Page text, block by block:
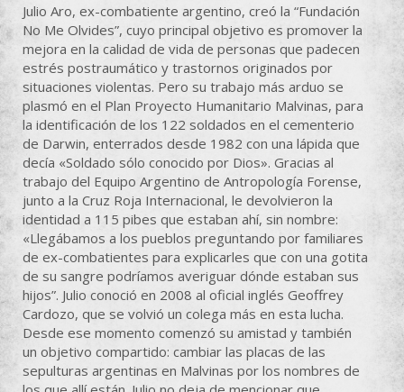
Julio Aro, ex-combatiente argentino, creó la “Fundación
No Me Olvides”, cuyo principal objetivo es promover la
mejora en la calidad de vida de personas que padecen
estrés postraumático y trastornos originados por
situaciones violentas. Pero su trabajo más arduo se
plasmó en el Plan Proyecto Humanitario Malvinas, para
la identificación de los 122 soldados en el cementerio
de Darwin, enterrados desde 1982 con una lápida que
decía «Soldado sólo conocido por Dios». Gracias al
trabajo del Equipo Argentino de Antropología Forense,
junto a la Cruz Roja Internacional, le devolvieron la
identidad a 115 pibes que estaban ahí, sin nombre:
«Llegábamos a los pueblos preguntando por familiares
de ex-combatientes para explicarles que con una gotita
de su sangre podríamos averiguar dónde estaban sus
hijos”. Julio conoció en 2008 al oficial inglés Geoffrey
Cardozo, que se volvió un colega más en esta lucha.
Desde ese momento comenzó su amistad y también
un objetivo compartido: cambiar las placas de las
sepulturas argentinas en Malvinas por los nombres de